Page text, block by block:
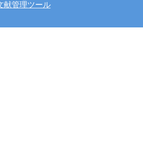
献管理ツール